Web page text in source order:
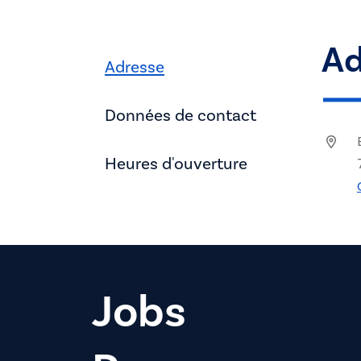
Adresse
Données de contact
Heures d'ouverture
Jobs